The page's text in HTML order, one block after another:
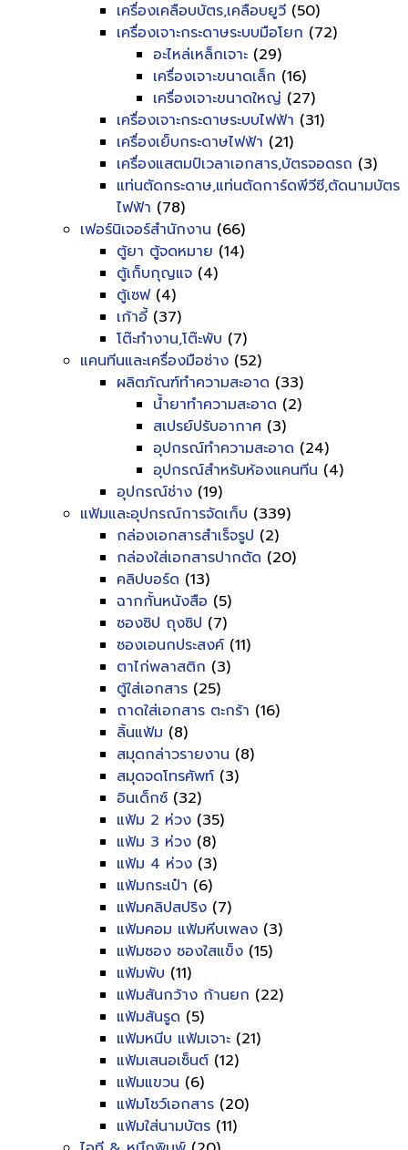
เครื่องเคลือบบัตร,เคลือบยูวี (50)
เครื่องเจาะกระดาษระบบมือโยก (72)
อะไหล่เหล็กเจาะ (29)
เครื่องเจาะขนาดเล็ก (16)
เครื่องเจาะขนาดใหญ่ (27)
เครื่องเจาะกระดาษระบบไฟฟ้า (31)
เครื่องเย็บกระดาษไฟฟ้า (21)
เครื่องแสตมป์เวลาเอกสาร,บัตรจอดรถ (3)
แท่นตัดกระดาษ,แท่นตัดการ์ดพีวีซี,ตัดนามบัตร
ไฟฟ้า (78)
เฟอร์นิเจอร์สำนักงาน (66)
ตู้ยา ตู้จดหมาย (14)
ตู้เก็บกุญแจ (4)
ตู้เซฟ(4)
เก้าอี้ (37)
โต๊ะทำงาน,โต๊ะพับ (7)
แคนทีนและเครื่องมือช่าง (52)
ผลิตภัณฑ์ทำความสะอาด (33)
น้ำยาทำความสะอาด (2)
สเปรย์ปรับอากาศ (3)
อุปกรณ์ทำความสะอาด (24)
อุปกรณ์สำหรับห้องแคนทีน (4)
อุปกรณ์ช่าง (19)
แฟ้มและอุปกรณ์การจัดเก็บ (339)
กล่องเอกสารสำเร็จรูป (2)
กล่องใส่เอกสารปากตัด (20)
คลิปบอร์ด (13)
ฉากกั้นหนังสือ (5)
ซองซิป ถุงซิป (7)
ซองเอนกประสงค์ (11)
ตาไก่พลาสติก (3)
ตู้ใส่เอกสาร (25)
ถาดใส่เอกสาร ตะกร้า (16)
ลิ้นแฟ้ม (8)
สมุดกล่าวรายงาน (8)
สมุดจดโทรศัพท์ (3)
อินเด็กซ์ (32)
แฟ้ม 2 ห่วง (35)
แฟ้ม 3 ห่วง (8)
แฟ้ม 4 ห่วง (3)
แฟ้มกระเป๋า (6)
แฟ้มคลิปสปริง (7)
แฟ้มคอม แฟ้มหีบเพลง (3)
แฟ้มซอง ซองใสแข็ง (15)
แฟ้มพับ (11)
แฟ้มสันกว้าง ก้านยก (22)
แฟ้มสันรูด (5)
แฟ้มหนีบ แฟ้มเจาะ (21)
แฟ้มเสนอเซ็นต์ (12)
แฟ้มแขวน (6)
แฟ้มโชว์เอกสาร (20)
แฟ้มใส่นามบัตร (11)